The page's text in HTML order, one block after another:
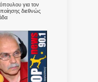
για τον
διεθνώς